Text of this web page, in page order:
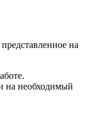
на
на необходимый